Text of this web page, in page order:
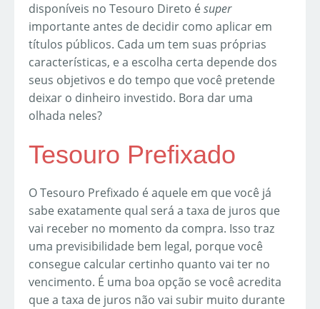
disponíveis no Tesouro Direto ésuper
importante antes de decidir como aplicar em
títulos públicos. Cada um tem suas próprias
características, e a escolha certa depende dos
seus objetivos e do tempo que você pretende
deixar o dinheiro investido. Bora dar uma
olhada neles?
Tesouro Prefixado
O Tesouro Prefixado é aquele em que você já
sabe exatamente qual será a taxa de juros que
vai receber no momento da compra. Isso traz
uma previsibilidade bem legal, porque você
consegue calcular certinho quanto vai ter no
vencimento. É uma boa opção se você acredita
que a taxa de juros não vai subir muito durante